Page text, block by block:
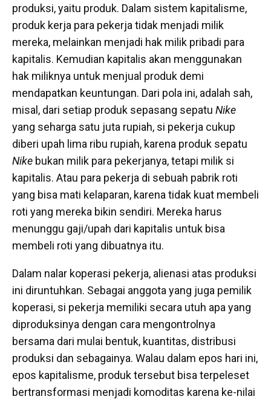
produksi, yaitu produk. Dalam sistem kapitalisme,
produk kerja para pekerja tidak menjadi milik
mereka, melainkan menjadi hak milik pribadi para
kapitalis. Kemudian kapitalis akan menggunakan
hak miliknya untuk menjual produk demi
mendapatkan keuntungan. Dari pola ini, adalah sah,
misal, dari setiap produk sepasang sepatu Nike
yang seharga satu juta rupiah, si pekerja cukup
diberi upah lima ribu rupiah, karena produk sepatu
Nike bukan milik para pekerjanya, tetapi milik si
kapitalis. Atau para pekerja di sebuah pabrik roti
yang bisa mati kelaparan, karena tidak kuat membeli
roti yang mereka bikin sendiri. Mereka harus
menunggu gaji/upah dari kapitalis untuk bisa
membeli roti yang dibuatnya itu.
Dalam nalar koperasi pekerja, alienasi atas produksi
ini diruntuhkan. Sebagai anggota yang juga pemilik
koperasi, si pekerja memiliki secara utuh apa yang
diproduksinya dengan cara mengontrolnya
bersama dari mulai bentuk, kuantitas, distribusi
produksi dan sebagainya. Walau dalam epos hari ini,
epos kapitalisme, produk tersebut bisa terpeleset
bertransformasi menjadi komoditas karena ke-nilai